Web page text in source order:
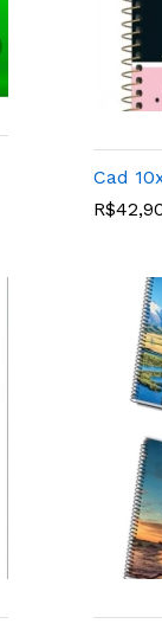
Cad